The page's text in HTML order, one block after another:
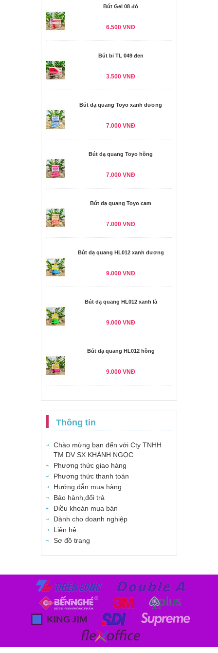
Bút Gel 08 đỏ
6.500 VNĐ
Bút bi TL 049 đen
3.500 VNĐ
Bút dạ quang Toyo xanh dương
7.000 VNĐ
Bút dạ quang Toyo hồng
7.000 VNĐ
Bút dạ quang Toyo cam
7.000 VNĐ
Bút dạ quang HL012 xanh dương
9.000 VNĐ
Bút dạ quang HL012 xanh lá
9.000 VNĐ
Bút dạ quang HL012 hồng
9.000 VNĐ
Thông tin
Chào mừng bạn đến với Cty TNHH
TM DV SX KHÁNH NGỌC
Phương thức giao hàng
Phương thức thanh toán
Hướng dẫn mua hàng
Bảo hành,đổi trả
Điều khoản mua bán
Dành cho doanh nghiệp
Liên hệ
Sơ đồ trang